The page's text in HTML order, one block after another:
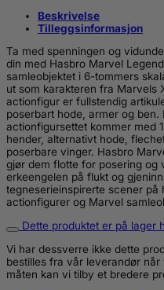
Beskrivelse
Tilleggsinformasjon
Ta med spenningen og
din med Hasbro Marvel
samleobjektet i 6-tommers
ut som karakteren fra Marvels
actionfigur er fullstendig
poserbart hode, armer og
actionfigursettet kommer med
hender, alternativt hode,
poserbare vinger. Hasbro
gjør dem flotte for posering og
erkeengelen på flukt og
tegneserieinspirerte scener
actionfigurer og Marvel
Dette produktet er på lager
Vi har dessverre ikke dette
bestilles fra vår leverandør
måten kan vi tilby et bredere